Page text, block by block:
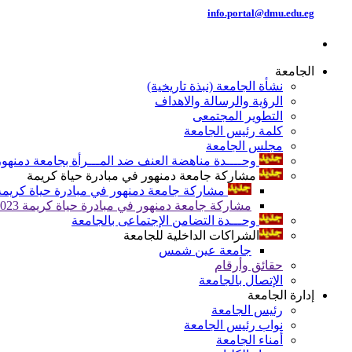
info.portal@dmu.edu.eg
الجامعة
نشأة الجامعة (نبذة تاريخية)
الرؤية والرسالة والاهداف
التطوير المجتمعى
كلمة رئيس الجامعة
مجلس الجامعة
وحــــدة مناهضة العنف ضد المـــرأة بجامعة
مشاركة جامعة دمنهور في مبادرة حياة كريمة
مشاركة جامعة دمنهور في مبادرة حياة كريمة
مشاركة جامعة دمنهور في مبادرة حياة كريمة 2023
وحـــدة التضامن الإجتماعى بالجامعة
الشراكات الداخلية للجامعة
جامعة عين شمس
حقائق وأرقام
الإتصال بالجامعة
إدارة الجامعة
رئيس الجامعة
نواب رئيس الجامعة
أمناء الجامعة